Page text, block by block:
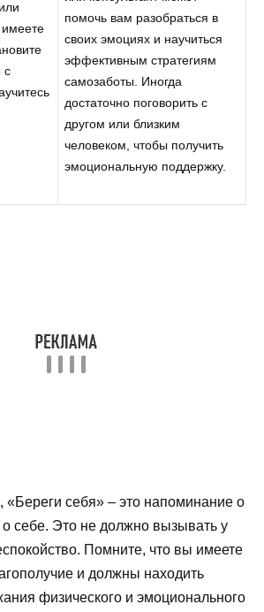
с
помочь вам разобраться в
своих эмоциях и научиться
эффективным стратегиям
самозаботы. Иногда
достаточно поговорить с
другом или близким
человеком, чтобы получить
эмоциональную поддержку.
«Береги себя» – это напоминание о
себе. Это не должно вызывать у
Помните, что вы имеете
и должны находить
физического и эмоционального